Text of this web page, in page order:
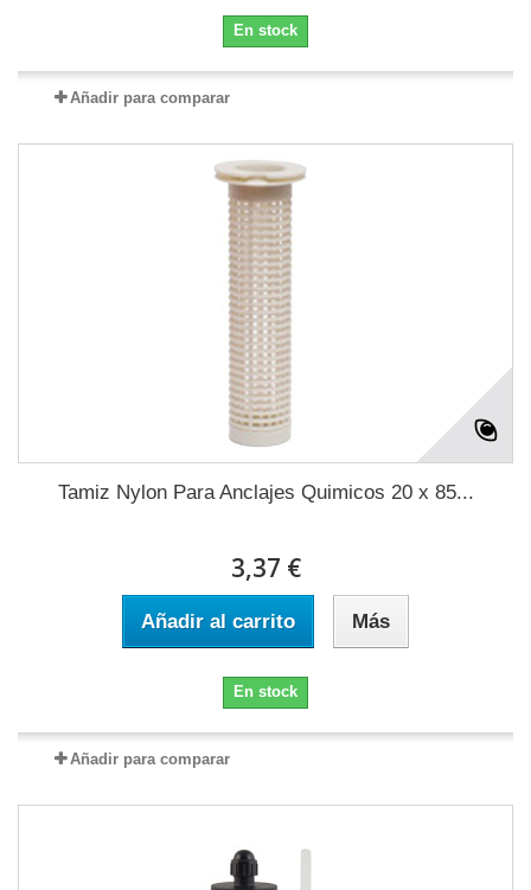
En stock
Añadir para comparar
Tamiz Nylon Para Anclajes Quimicos 20 x 85...
3,37 €
Añadir al carrito Más
En stock
Añadir para comparar